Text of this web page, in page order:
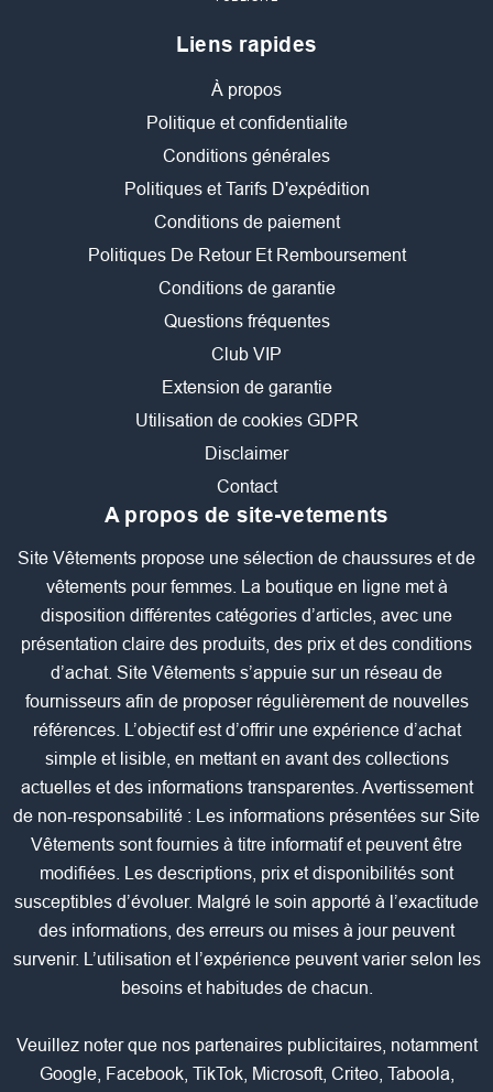
Liens rapides
À propos
Politique et confidentialite
Conditions générales
Politiques et Tarifs D'expédition
Conditions de paiement
Politiques De Retour Et Remboursement
Conditions de garantie
Questions fréquentes
Club VIP
Extension de garantie
Utilisation de cookies GDPR
Disclaimer
Contact
A propos de site-vetements
Site Vêtements propose une sélection de chaussures et de
vêtements pour femmes. La boutique en ligne met à
disposition différentes catégories d’articles, avec une
présentation claire des produits, des prix et des conditions
d’achat. Site Vêtements s’appuie sur un réseau de
fournisseurs afin de proposer régulièrement de nouvelles
références. L’objectif est d’offrir une expérience d’achat
simple et lisible, en mettant en avant des collections
actuelles et des informations transparentes. Avertissement
de non-responsabilité : Les informations présentées sur Site
Vêtements sont fournies à titre informatif et peuvent être
modifiées. Les descriptions, prix et disponibilités sont
susceptibles d’évoluer. Malgré le soin apporté à l’exactitude
des informations, des erreurs ou mises à jour peuvent
survenir. L’utilisation et l’expérience peuvent varier selon les
besoins et habitudes de chacun.
Veuillez noter que nos partenaires publicitaires, notamment
Google, Facebook, TikTok, Microsoft, Criteo, Taboola,